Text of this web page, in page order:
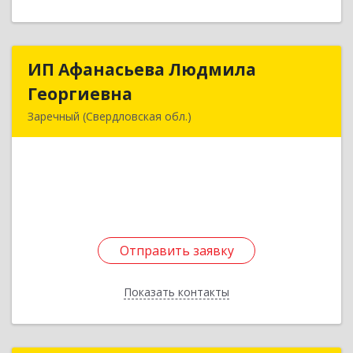
ИП Афанасьева Людмила
Георгиевна
Заречный (Свердловская обл.)
Отправить заявку
Показать контакты
ИП Афанасьева Людмила
Отправить заявку
Назад